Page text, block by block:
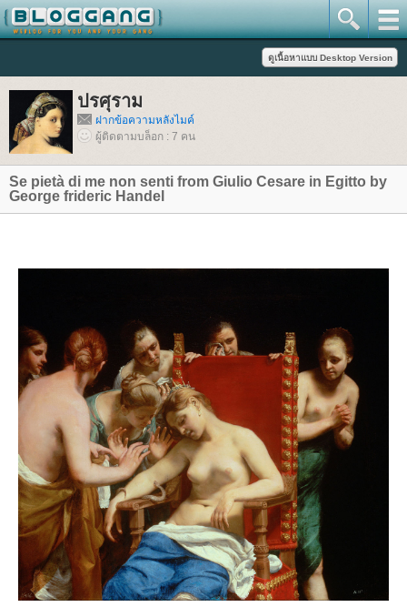
ปรศุราม
ฝากข้อความหลังไมค์
ผู้ติดตามบล็อก : 7 คน
Se pietà di me non senti from Giulio Cesare in Egitto by
George frideric Handel